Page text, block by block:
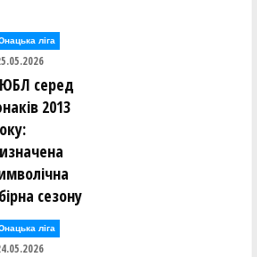
ліга
серед
2013
сезону
ліга